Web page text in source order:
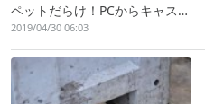
ペットだらけ！PCからキャス配信中 -
2019/04/30 06:03